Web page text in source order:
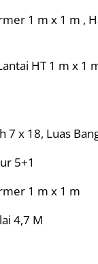
1 m x 1 m ,
HT 1 m x 1
7 x 18, Luas
5+1
1 m x 1 m
4,7 M